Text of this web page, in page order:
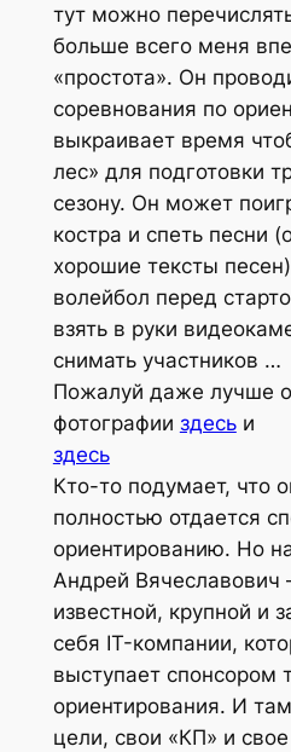
тут можно
больше всего меня
«простота». Он
соревнования по
выкраивает время
лес» для подготовки
сезону. Он может
костра и спеть песни
хорошие тексты
волейбол перед
взять в руки
снимать участников …
Пожалуй даже лучше
фотографии здесьи
здесь
Кто-то подумает, что
полностью отдается
ориентированию. Но
Андрей
известной, крупной и
себя IT-компании,
выступает спонсором
ориентирования. И
цели, свои «КП» и свое